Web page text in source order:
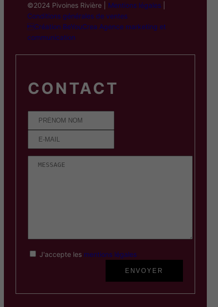
©2024 Pivoines Rivière | Mentions légales
Conditions générales de ventes
Création BeYouCrea Agence marketing et
communication
CONTACT
J'accepte les mentions légales